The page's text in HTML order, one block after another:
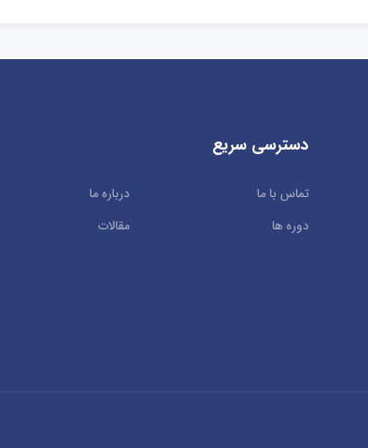
دسترسی سریع
تماس با ما
درباره ما
دوره ها
مقالات